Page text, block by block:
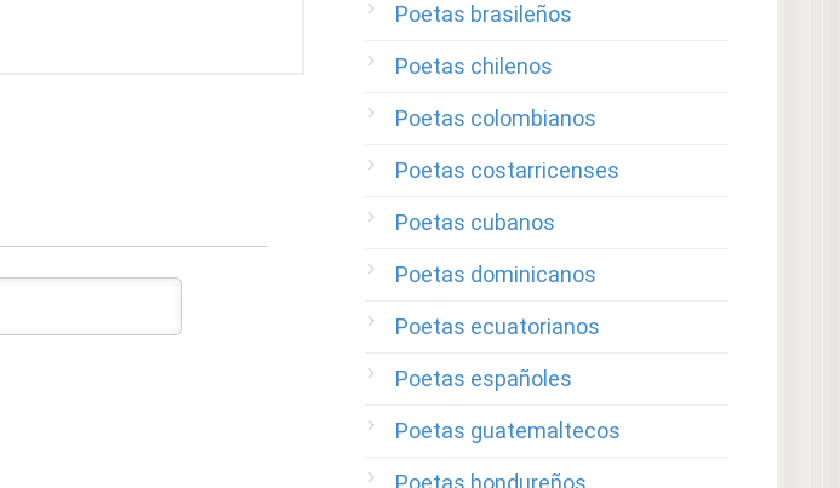
Poetas brasileños
Poetas chilenos
Poetas colombianos
Poetas costarricenses
Poetas cubanos
Poetas dominicanos
Poetas ecuatorianos
Poetas españoles
Poetas guatemaltecos
Poetas hondureños